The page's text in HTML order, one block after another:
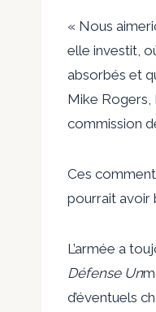
« Nous
elle investit,
absorbés et
Mike Rogers,
commission
Ces
pourrait avoir
L’armée a
Défense Un
d’éventuels